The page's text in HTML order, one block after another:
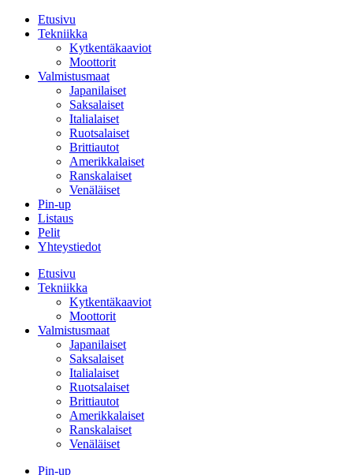
Etusivu
Tekniikka
Kytkentäkaaviot
Moottorit
Valmistusmaat
Japanilaiset
Saksalaiset
Italialaiset
Ruotsalaiset
Brittiautot
Amerikkalaiset
Ranskalaiset
Venäläiset
Pin-up
Listaus
Pelit
Yhteystiedot
Etusivu
Tekniikka
Kytkentäkaaviot
Moottorit
Valmistusmaat
Japanilaiset
Saksalaiset
Italialaiset
Ruotsalaiset
Brittiautot
Amerikkalaiset
Ranskalaiset
Venäläiset
Pin-up